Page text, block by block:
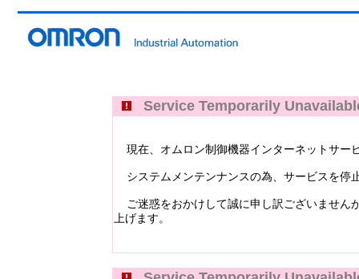
Service Temporarily
現在、オムロン制御機器インターネットサー
システムメンテンナンスの為、サービスを停
ご迷惑をおかけして誠に申し訳ございません
上げます。